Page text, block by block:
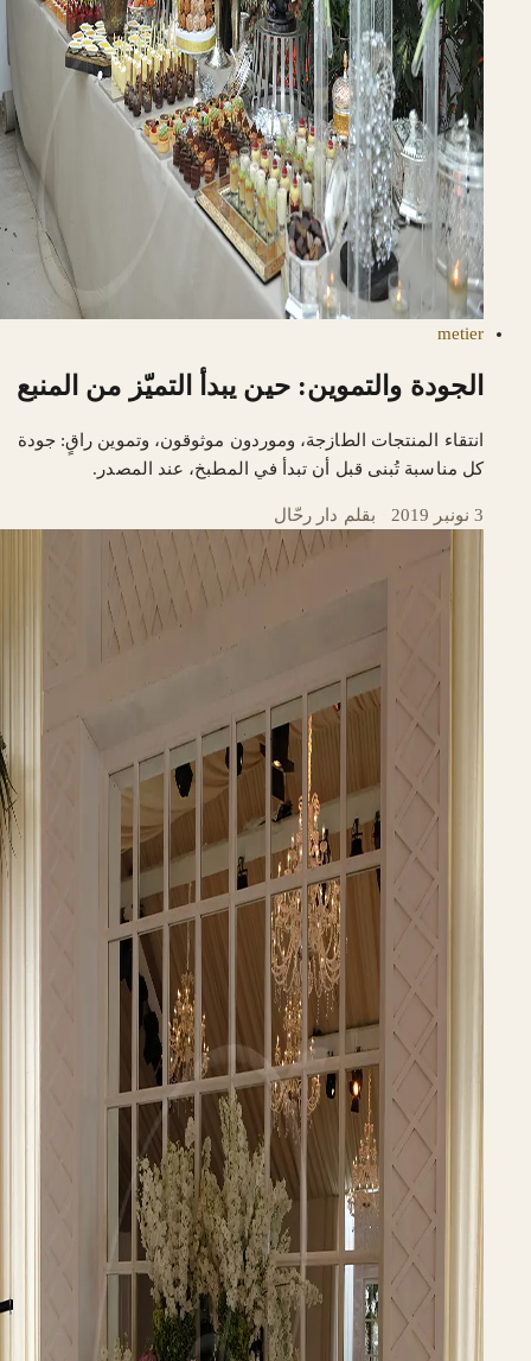
metier
الجودة والتموين: حين يبدأ التميّز من المنبع
انتقاء المنتجات الطازجة، وموردون موثوقون، وتموين راقٍ: جودة
كل مناسبة تُبنى قبل أن تبدأ في المطبخ، عند المصدر.
3 نونبر 2019 بقلم دار رحّال